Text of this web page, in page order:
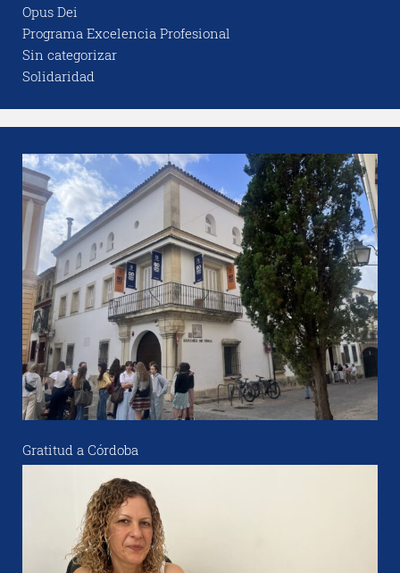
Opus Dei
Programa Excelencia Profesional
Sin categorizar
Solidaridad
Gratitud a Córdoba